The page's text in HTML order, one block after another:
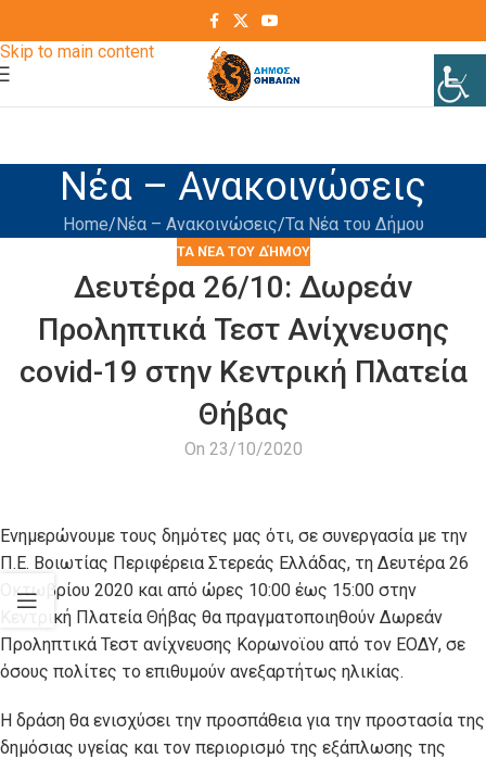
Skip to main content
Νέα – Ανακοινώσεις
Home Νέα – Ανακοινώσεις Τα Νέα του Δήμου
ΤΑ ΝΈΑ ΤΟΥ ΔΉΜΟΥ
Δευτέρα 26/10: Δωρεάν
Προληπτικά Τεστ Ανίχνευσης
covid-19 στην Κεντρική Πλατεία
Θήβας
On 23/10/2020
Ενημερώνουμε τους δημότες μας ότι, σε συνεργασία με την
Π.Ε. Βοιωτίας Περιφέρεια Στερεάς Ελλάδας, τη Δευτέρα 26
Οκτωβρίου 2020 και από ώρες 10:00 έως 15:00 στην
Κεντρική Πλατεία Θήβας θα πραγματοποιηθούν Δωρεάν
Προληπτικά Τεστ ανίχνευσης Κορωνoϊου από τον ΕΟΔΥ, σε
όσους πολίτες το επιθυμούν ανεξαρτήτως ηλικίας.
Η δράση θα ενισχύσει την προσπάθεια για την προστασία της
δημόσιας υγείας και τον περιορισμό της εξάπλωσης της